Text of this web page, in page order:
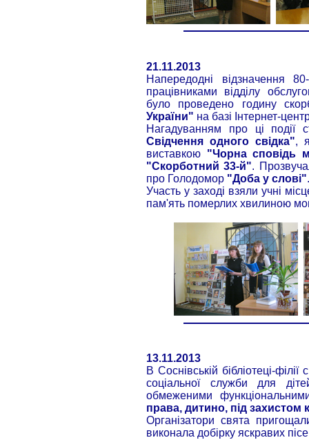
21.11.2013
Напередодні відзначення
працівниками відділу
було проведено годину
України" на базі Інтернет-
Нагадуванням про ці події
Свідчення одного свідка",
виставкою "Чорна сповідь
"Скорботний 33-й".
про Голодомор "Доба у слові".
Участь у заході взяли учні
пам'ять померлих хвилиною
13.11.2013
В Соснівській бібліотеці-
соціальної служби для
обмеженими
права, дитино, під захистом
Організатори свята
виконала добірку яскравих